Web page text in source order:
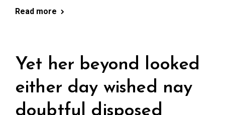
Read more
Yet her beyond looked
either day wished nay
doubtful disposed